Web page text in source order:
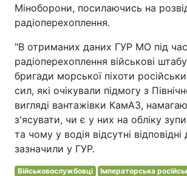
Міноборони, посилаючись на
радіоперехоплення.
"В отриманих даних ГУР МО під
радіоперехоплення військові
бригади морської піхоти
сил, які очікували підмогу з
вигляді вантажівки КамАЗ,
з'ясувати, чи є у них на обліку
та чому у водія відсутні
зазначили у ГУР.
Військовослужбовці
Імператорська